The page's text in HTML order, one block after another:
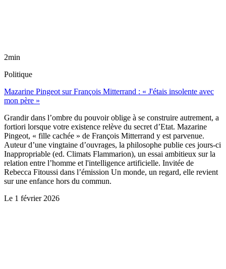
2min
Politique
Mazarine Pingeot sur François Mitterrand : « J'étais insolente avec
mon père »
Grandir dans l’ombre du pouvoir oblige à se construire autrement, a
fortiori lorsque votre existence relève du secret d’Etat. Mazarine
Pingeot, « fille cachée » de François Mitterrand y est parvenue.
Auteur d’une vingtaine d’ouvrages, la philosophe publie ces jours-ci
Inappropriable (ed. Climats Flammarion), un essai ambitieux sur la
relation entre l’homme et l'intelligence artificielle. Invitée de
Rebecca Fitoussi dans l’émission Un monde, un regard, elle revient
sur une enfance hors du commun.
Le 1 février 2026